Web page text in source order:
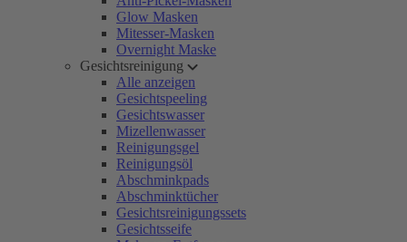
Glow Masken
Mitesser-Masken
Overnight Maske
Gesichtsreinigung
Alle anzeigen
Gesichtspeeling
Gesichtswasser
Mizellenwasser
Reinigungsgel
Reinigungsöl
Abschminkpads
Abschminktücher
Gesichtsreinigungssets
Gesichtsseife